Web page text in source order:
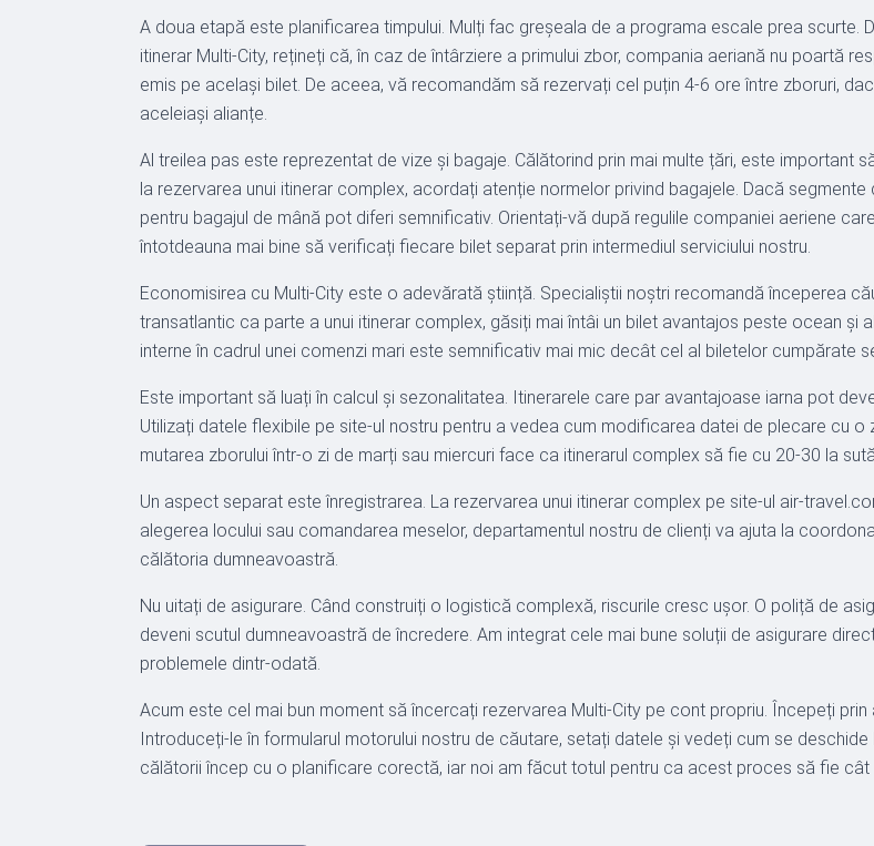
A doua etapă este planificarea timpului. Mulți fac greșeala de a programa escale prea scurte.
itinerar Multi-City, rețineți că, în caz de întârziere a primului zbor, compania aeriană nu poartă
emis pe același bilet. De aceea, vă recomandăm să rezervați cel puțin 4-6 ore între zboruri,
aceleiași alianțe.
Al treilea pas este reprezentat de vize și bagaje. Călătorind prin mai multe țări, este important
la rezervarea unui itinerar complex, acordați atenție normelor privind bagajele. Dacă
pentru bagajul de mână pot diferi semnificativ. Orientați-vă după regulile companiei aeriene
întotdeauna mai bine să verificați fiecare bilet separat prin intermediul serviciului nostru.
Economisirea cu Multi-City este o adevărată știință. Specialiștii noștri recomandă începerea
transatlantic ca parte a unui itinerar complex, găsiți mai întâi un bilet avantajos peste ocean și
interne în cadrul unei comenzi mari este semnificativ mai mic decât cel al biletelor cumpărate
Este important să luați în calcul și sezonalitatea. Itinerarele care par avantajoase iarna pot
Utilizați datele flexibile pe site-ul nostru pentru a vedea cum modificarea datei de plecare cu
mutarea zborului într-o zi de marți sau miercuri face ca itinerarul complex să fie cu 20-30 la
Un aspect separat este înregistrarea. La rezervarea unui itinerar complex pe site-ul air-
alegerea locului sau comandarea meselor, departamentul nostru de clienți va ajuta la
călătoria dumneavoastră.
Nu uitați de asigurare. Când construiți o logistică complexă, riscurile cresc ușor. O poliță de
deveni scutul dumneavoastră de încredere. Am integrat cele mai bune soluții de asigurare
problemele dintr-odată.
Acum este cel mai bun moment să încercați rezervarea Multi-City pe cont propriu. Începeți
Introduceți-le în formularul motorului nostru de căutare, setați datele și vedeți cum se
călătorii încep cu o planificare corectă, iar noi am făcut totul pentru ca acest proces să fie cât